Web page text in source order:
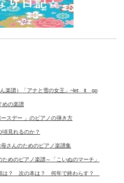
ん楽譜）「アナと雪の女王」~let it go
めの楽譜
スデー 」のピアノの弾き方
見れるのか？
さんのためのピアノ楽譜集
めのピアノ楽譜～「こいぬのマーチ」
は？ 次の本は？ 何年で終わらす？